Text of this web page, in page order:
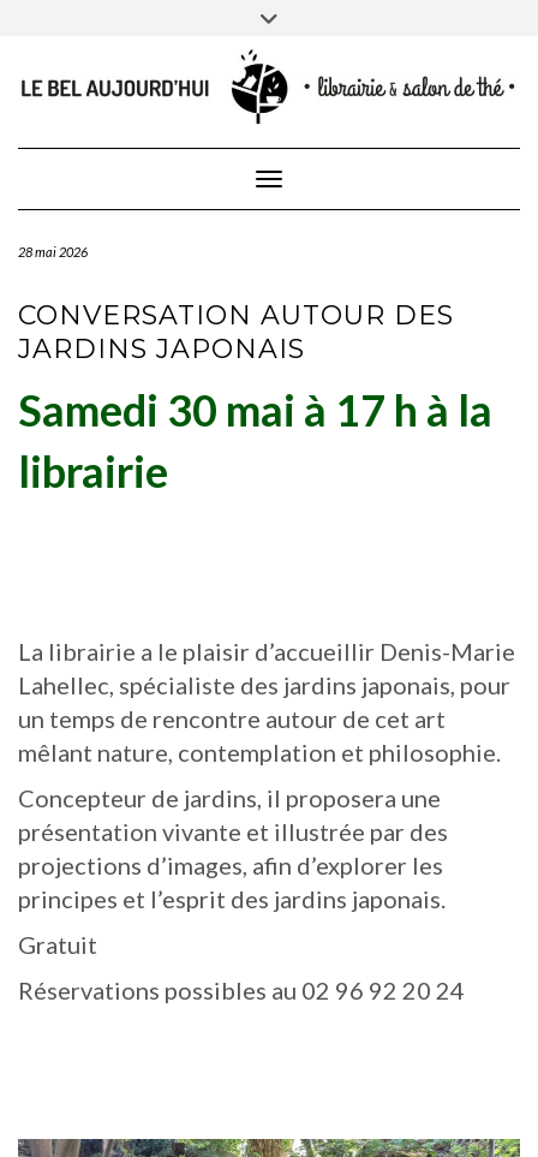
CONTACTEZ-NOUS
Toggle
Toggle Navigation
28 mai 2026
CONVERSATION AUTOUR DES
JARDINS JAPONAIS
Samedi 30 mai à 17 h à la
librairie
La librairie a le plaisir d’accueillir Denis-Marie
Lahellec, spécialiste des jardins japonais, pour
un temps de rencontre autour de cet art
mêlant nature, contemplation et philosophie.
Concepteur de jardins, il proposera une
présentation vivante et illustrée par des
projections d’images, afin d’explorer les
principes et l’esprit des jardins japonais.
Gratuit
Réservations possibles au 02 96 92 20 24